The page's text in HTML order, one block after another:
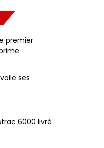
premier
ses
6000 livré